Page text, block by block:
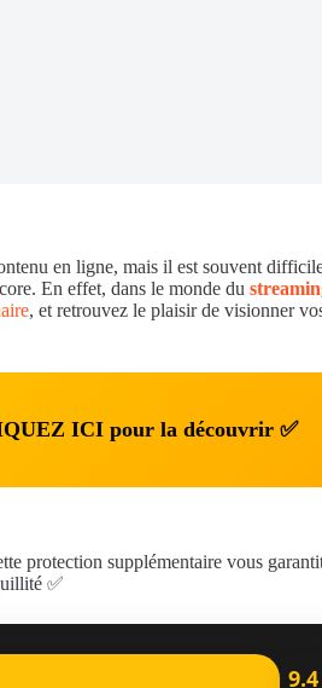
en ligne, mais il est souvent
En effet, dans le monde du
, et retrouvez le plaisir de visionner
ICI pour la découvrir ✅
protection supplémentaire vous
✅
9.4